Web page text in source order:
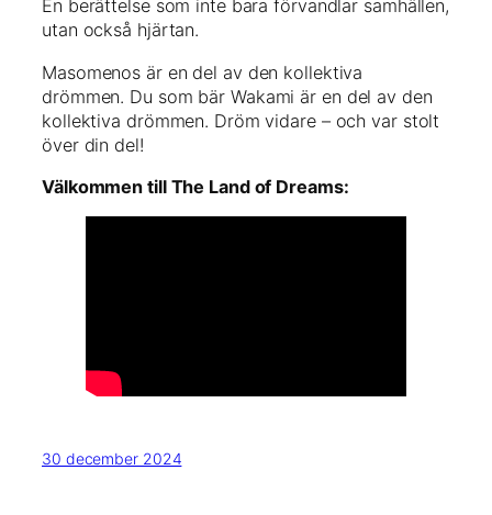
En berättelse som inte bara förvandlar samhällen,
utan också hjärtan.
Masomenos är en del av den kollektiva
drömmen. Du som bär Wakami är en del av den
kollektiva drömmen. Dröm vidare – och var stolt
över din del!
Välkommen till The Land of Dreams:
30 december 2024